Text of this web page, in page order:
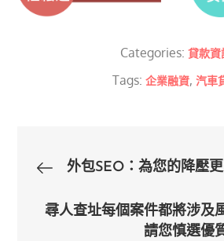
Categories: 貸款資
Tags: 企業融資, 汽車
文
章
外包SEO：為您的降壓
尋人查址每個案件都將涉及
請您慎選優